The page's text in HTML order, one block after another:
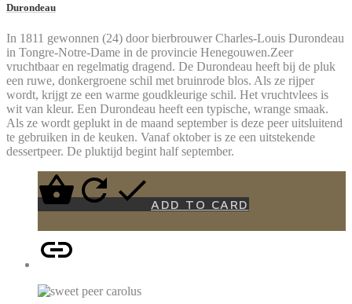
Durondeau
In 1811 gewonnen (24) door bierbrouwer Charles-Louis Durondeau
in Tongre-Notre-Dame in de provincie Henegouwen.Zeer
vruchtbaar en regelmatig dragend. De Durondeau heeft bij de pluk
een ruwe, donkergroene schil met bruinrode blos. Als ze rijper
wordt, krijgt ze een warme goudkleurige schil. Het vruchtvlees is
wit van kleur. Een Durondeau heeft een typische, wrange smaak.
Als ze wordt geplukt in de maand september is deze peer uitsluitend
te gebruiken in de keuken. Vanaf oktober is ze een uitstekende
dessertpeer. De pluktijd begint half september.
ADD TO CARD